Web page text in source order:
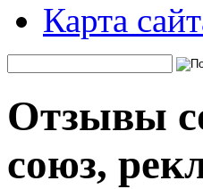
Карта
Отзывы
союз,